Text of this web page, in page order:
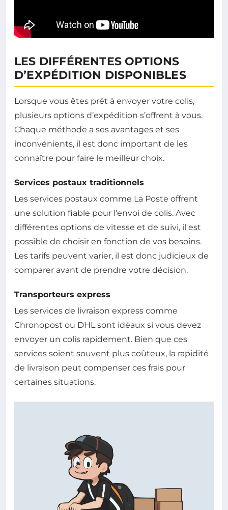
LES DIFFÉRENTES OPTIONS
D’EXPÉDITION DISPONIBLES
Lorsque vous êtes prêt à envoyer votre colis,
plusieurs options d’expédition s’offrent à vous.
Chaque méthode a ses avantages et ses
inconvénients, il est donc important de les
connaître pour faire le meilleur choix.
Services postaux traditionnels
Les services postaux comme La Poste offrent
une solution fiable pour l’envoi de colis. Avec
différentes options de vitesse et de suivi, il est
possible de choisir en fonction de vos besoins.
Les tarifs peuvent varier, il est donc judicieux de
comparer avant de prendre votre décision.
Transporteurs express
Les services de livraison express comme
Chronopost ou DHL sont idéaux si vous devez
envoyer un colis rapidement. Bien que ces
services soient souvent plus coûteux, la rapidité
de livraison peut compenser ces frais pour
certaines situations.